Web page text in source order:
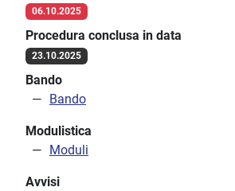
06.10.2025
Procedura conclusa in data
23.10.2025
Bando
Bando
Modulistica
Moduli
Avvisi